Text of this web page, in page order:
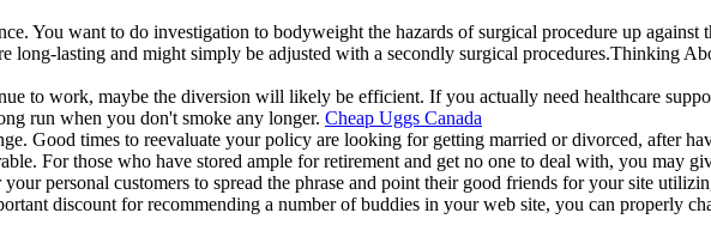
You want to do investigation to bodyweight the hazards of surgical procedure up against
lasting and might simply be adjusted with a secondly surgical procedures.Thinking
to work, maybe the diversion will likely be efficient. If you actually need healthcare
run when you don't smoke any longer. Cheap Uggs Canada
Good times to reevaluate your policy are looking for getting married or divorced, after
For those who have stored ample for retirement and get no one to deal with, you may
personal customers to spread the phrase and point their good friends for your site
discount for recommending a number of buddies in your web site, you can properly